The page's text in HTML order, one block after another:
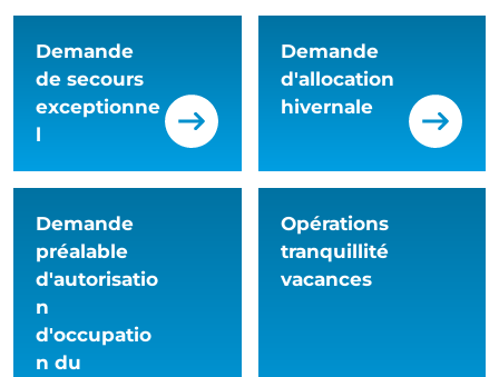
Demande
de secours
exceptionne
l
Demande
d'allocation
hivernale
Demande
préalable
d'autorisatio
n
d'occupatio
n du
Opérations
tranquillité
vacances